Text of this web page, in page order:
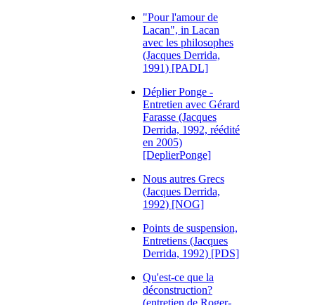
"Pour l'amour de
Lacan", in Lacan
avec les philosophes
(Jacques Derrida,
1991) [PADL]
Déplier Ponge -
Entretien avec Gérard
Farasse (Jacques
Derrida, 1992, réédité
en 2005)
[DeplierPonge]
Nous autres Grecs
(Jacques Derrida,
1992) [NOG]
Points de suspension,
Entretiens (Jacques
Derrida, 1992) [PDS]
Qu'est-ce que la
déconstruction?
(entretien de Roger-